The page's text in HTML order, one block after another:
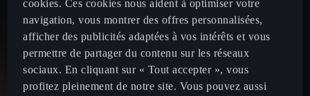
cookies. Ces cookies nous aident à optimiser votre
navigation, vous montrer des offres personnalisées,
afficher des publicités adaptées à vos intérêts et vous
permettre de partager du contenu sur les réseaux
sociaux. En cliquant sur « Tout accepter », vous
profitez pleinement de notre site. Vous pouvez aussi